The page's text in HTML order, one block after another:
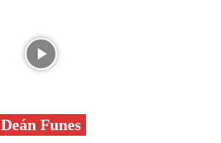
Deán Funes